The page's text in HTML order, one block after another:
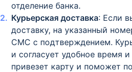
отделение банка.
Курьерская доставка: Если
доставку, на указанный
СМС с подтверждением.
и согласует удобное время
привезет карту и поможет